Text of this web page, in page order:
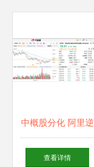
中概股分化 阿里逆
势涨超3%，奥瑞金
查看详情